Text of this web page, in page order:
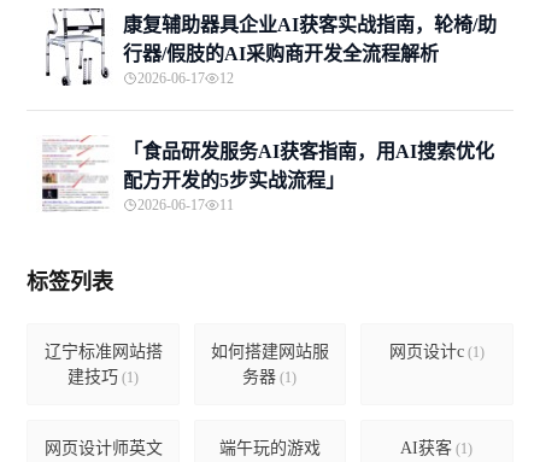
康复辅助器具企业AI获客实战指南，轮椅/助
行器/假肢的AI采购商开发全流程解析
2026-06-17 12
「食品研发服务AI获客指南，用AI搜索优化
配方开发的5步实战流程」
2026-06-17 11
标签列表
辽宁标准网站搭
建技巧 (1)
如何搭建网站服
务器 (1)
网页设计c(1)
网页设计师英文 端午玩的游戏 AI获客 (1)